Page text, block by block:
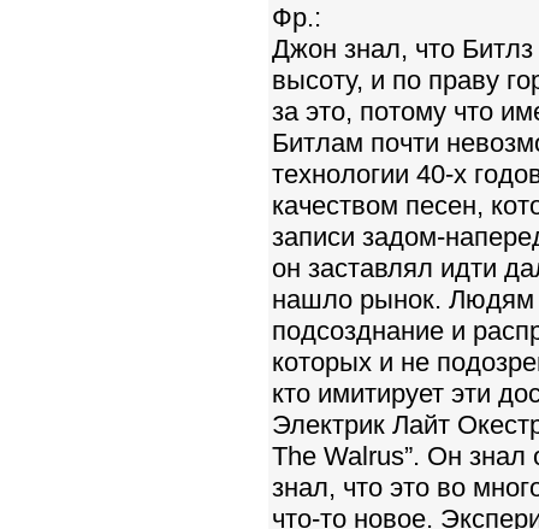
Фр.:
Джон знал, что
высоту, и по праву
за это, потому что
Битлам почти
технологии 40-х
качеством песен,
записи задом-
он заставлял идти
нашло рынок. Людям
подсозднание и
которых и не
кто имитирует эти
Электрик Лайт
The Walrus”. Он знал
знал, что это во
что-то новое.